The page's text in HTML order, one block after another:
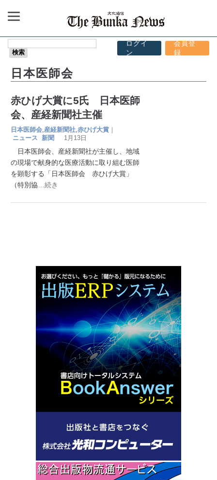
ログイ
ン
会員登
録
日本医師会
赤ひげ大賞に5氏 日本医師
会、産経新聞社主催
日本医師会 産経新聞社 ,赤ひげ大賞 ｜
ニュース
新聞 1月13日
日本医師会、産経新聞社が主催し、地域
の現場で献身的な医療活動に取り組む医師
を顕彰する「日本医師会 赤ひげ大賞」
（特別協 …続き